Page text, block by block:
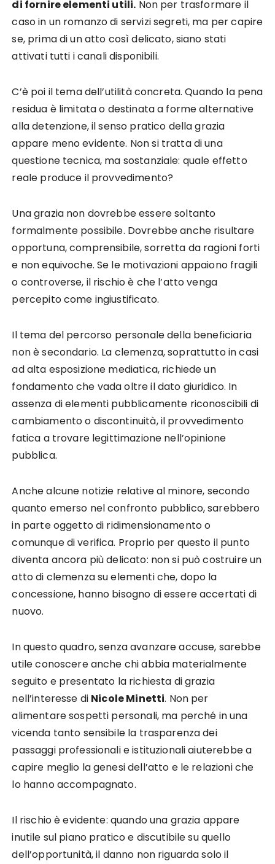
di fornire elementi utili. Non per trasformare il
caso in un romanzo di servizi segreti, ma per capire
se, prima di un atto così delicato, siano stati
attivati tutti i canali disponibili.
C’è poi il tema dell’utilità concreta. Quando la pena
residua è limitata o destinata a forme alternative
alla detenzione, il senso pratico della grazia
appare meno evidente. Non si tratta di una
questione tecnica, ma sostanziale: quale effetto
reale produce il provvedimento?
Una grazia non dovrebbe essere soltanto
formalmente possibile. Dovrebbe anche risultare
opportuna, comprensibile, sorretta da ragioni forti
e non equivoche. Se le motivazioni appaiono fragili
o controverse, il rischio è che l’atto venga
percepito come ingiustificato.
Il tema del percorso personale della beneficiaria
non è secondario. La clemenza, soprattutto in casi
ad alta esposizione mediatica, richiede un
fondamento che vada oltre il dato giuridico. In
assenza di elementi pubblicamente riconoscibili di
cambiamento o discontinuità, il provvedimento
fatica a trovare legittimazione nell’opinione
pubblica.
Anche alcune notizie relative al minore, secondo
quanto emerso nel confronto pubblico, sarebbero
in parte oggetto di ridimensionamento o
comunque di verifica. Proprio per questo il punto
diventa ancora più delicato: non si può costruire un
atto di clemenza su elementi che, dopo la
concessione, hanno bisogno di essere accertati di
nuovo.
In questo quadro, senza avanzare accuse, sarebbe
utile conoscere anche chi abbia materialmente
seguito e presentato la richiesta di grazia
nell’interesse di Nicole Minetti. Non per
alimentare sospetti personali, ma perché in una
vicenda tanto sensibile la trasparenza dei
passaggi professionali e istituzionali aiuterebbe a
capire meglio la genesi dell’atto e le relazioni che
lo hanno accompagnato.
Il rischio è evidente: quando una grazia appare
inutile sul piano pratico e discutibile su quello
dell’opportunità, il danno non riguarda solo il